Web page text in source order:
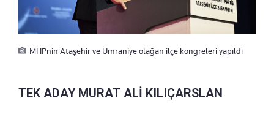
MHPnin Ataşehir ve Ümraniye olağan ilçe kongreleri yapıldı
TEK ADAY MURAT ALİ KILIÇARSLAN